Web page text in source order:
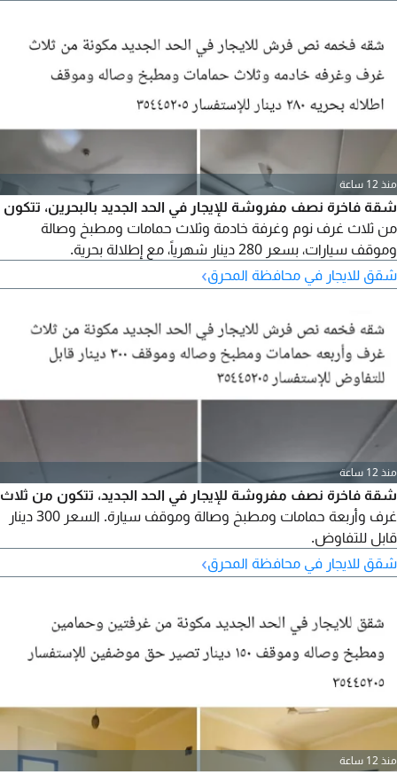
منذ 12 ساعة
شقة فاخرة نصف مفروشة للإيجار في الحد الجديد بالبحرين، تتكون
من ثلاث غرف نوم وغرفة خادمة وثلاث حمامات ومطبخ وصالة
وموقف سيارات، بسعر 280 دينار شهرياً، مع إطلالة بحرية.
شقق للايجار في محافظة المحرق›
منذ 12 ساعة
شقة فاخرة نصف مفروشة للإيجار في الحد الجديد، تتكون من ثلاث
غرف وأربعة حمامات ومطبخ وصالة وموقف سيارة. السعر 300 دينار
قابل للتفاوض.
شقق للايجار في محافظة المحرق›
منذ 12 ساعة